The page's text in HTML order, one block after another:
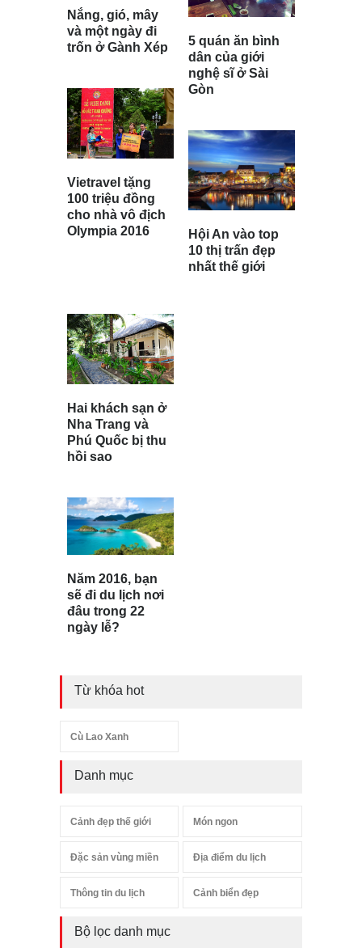
Nắng, gió, mây
và một ngày đi
trốn ở Gành Xép
Vietravel tặng
100 triệu đồng
cho nhà vô địch
Olympia 2016
5 quán ăn bình
dân của giới
nghệ sĩ ở Sài
Gòn
Hội An vào top
10 thị trấn đẹp
nhất thế giới
Hai khách sạn ở
Nha Trang và
Phú Quốc bị thu
hồi sao
Năm 2016, bạn
sẽ đi du lịch nơi
đâu trong 22
ngày lễ?
Từ khóa hot
Cù Lao Xanh
Danh mục
Cảnh đẹp thế giới Món ngon
Đặc sản vùng miền Địa điểm du lịch
Thông tin du lịch Cảnh biển đẹp
Bộ lọc danh mục